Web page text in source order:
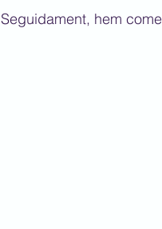
Seguidament, hem